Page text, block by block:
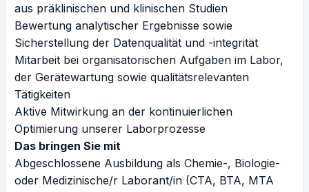
aus präklinischen und klinischen Studien
Bewertung analytischer Ergebnisse sowie
Sicherstellung der Datenqualität und -integrität
Mitarbeit bei organisatorischen Aufgaben im Labor,
der Gerätewartung sowie qualitätsrelevanten
Tätigkeiten
Aktive Mitwirkung an der kontinuierlichen
Optimierung unserer Laborprozesse
Das bringen Sie mit
Abgeschlossene Ausbildung als Chemie-, Biologie-
oder Medizinische/r Laborant/in (CTA, BTA, MTA